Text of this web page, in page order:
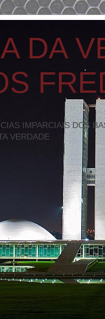
DA
IMPARCIAIS DOS
VERDADE